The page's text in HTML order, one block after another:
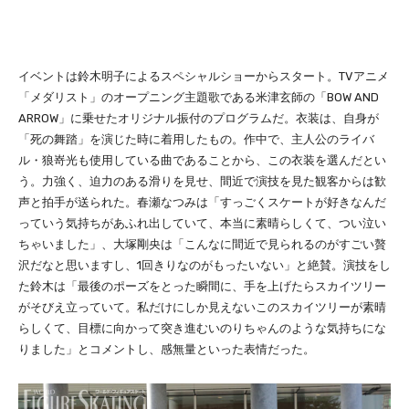
イベントは鈴木明子によるスペシャルショーからスタート。TVアニメ
「メダリスト」のオープニング主題歌である米津玄師の「BOW AND
ARROW」に乗せたオリジナル振付のプログラムだ。衣装は、自身が
「死の舞踏」を演じた時に着用したもの。作中で、主人公のライバ
ル・狼嵜光も使用している曲であることから、この衣装を選んだとい
う。力強く、迫力のある滑りを見せ、間近で演技を見た観客からは歓
声と拍手が送られた。春瀬なつみは「すっごくスケートが好きなんだ
っていう気持ちがあふれ出していて、本当に素晴らしくて、つい泣い
ちゃいました」、大塚剛央は「こんなに間近で見られるのがすごい贅
沢だなと思いますし、1回きりなのがもったいない」と絶賛。演技をし
た鈴木は「最後のポーズをとった瞬間に、手を上げたらスカイツリー
がそびえ立っていて。私だけにしか見えないこのスカイツリーが素晴
らしくて、目標に向かって突き進むいのりちゃんのような気持ちにな
りました」とコメントし、感無量といった表情だった。